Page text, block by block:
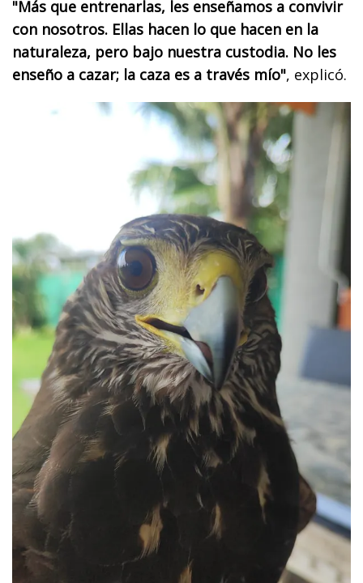
"Más que entrenarlas, les enseñamos a convivir
con nosotros. Ellas hacen lo que hacen en la
naturaleza, pero bajo nuestra custodia. No les
enseño a cazar; la caza es a través mío", explicó.